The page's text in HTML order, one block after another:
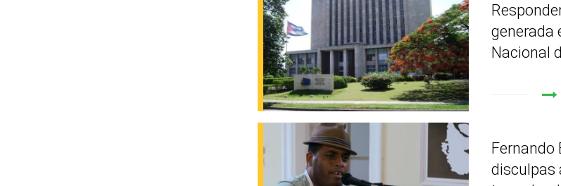
generada
Nacional
Fernando
disculpas